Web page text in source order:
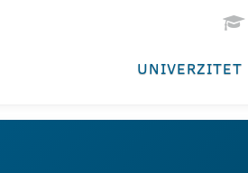
UNIVERZITET